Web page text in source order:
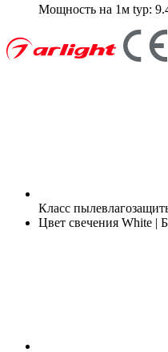
Мощность на 1м typ:
Класс
Цвет свечения White |